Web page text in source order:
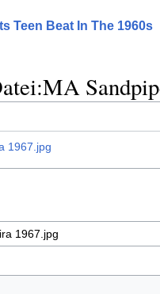
Teen Beat In The 1960s
1967.jpg